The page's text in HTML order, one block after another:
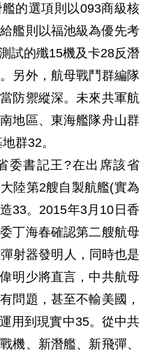
的選項則以093商級核
艦則以福池級為優先考
試的殲15機及卡28反潛
另外，航母戰鬥群編隊
防禦縱深。未來共軍航
地區、東海艦隊舟山群
群32。
委書記王?在出席該省
陸第2艘自製航艦(實為
33。2015年3月10日香
丁海春確認第二艘航母
射器發明人，同時也是
明少將直言，中共航母
問題，甚至不輸美國，
用到現實中35。從中共
機、新潛艦、新飛彈、